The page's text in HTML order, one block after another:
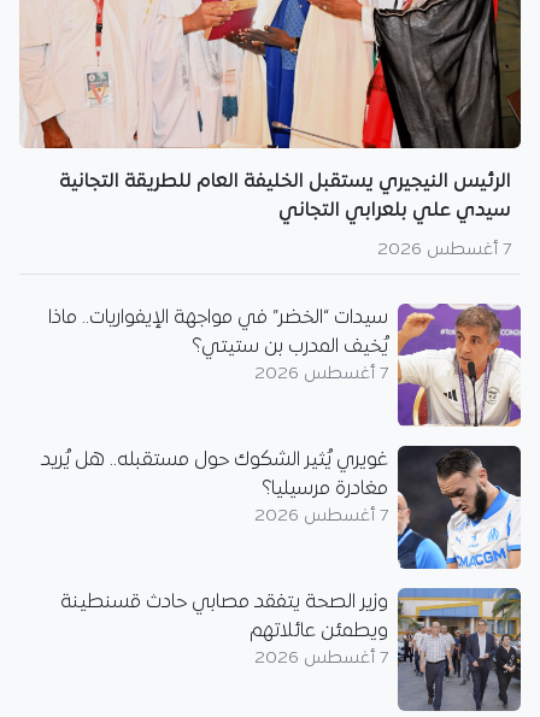
الرئيس النيجيري يستقبل الخليفة العام للطريقة التجانية
سيدي علي بلعرابي التجاني
7 أغسطس 2026
سيدات “الخضر” في مواجهة الإيفواريات.. ماذا
يُخيف المدرب بن ستيتي؟
7 أغسطس 2026
غويري يُثير الشكوك حول مستقبله.. هل يُريد
مغادرة مرسيليا؟
7 أغسطس 2026
وزير الصحة يتفقد مصابي حادث قسنطينة
ويطمئن عائلاتهم
7 أغسطس 2026